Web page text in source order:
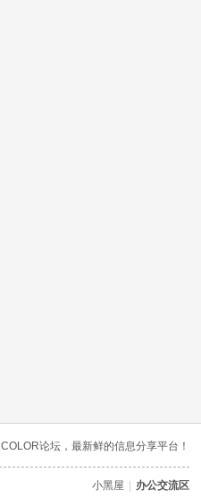
COLOR论坛，最新鲜的信息分享平台！
小黑屋 办公交流区